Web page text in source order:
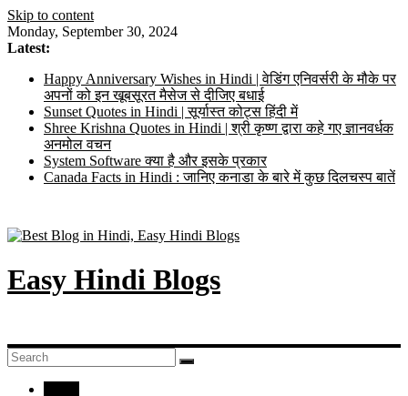
Skip to content
Monday, September 30, 2024
Latest:
Happy Anniversary Wishes in Hindi | वेडिंग एनिवर्सरी के मौके पर
अपनों को इन खूबसूरत मैसेज से दीजिए बधाई
Sunset Quotes in Hindi | सूर्यास्त कोट्स हिंदी में
Shree Krishna Quotes in Hindi | श्री कृष्ण द्वारा कहे गए ज्ञानवर्धक
अनमोल वचन
System Software क्या है और इसके प्रकार
Canada Facts in Hindi : जानिए कनाडा के बारे में कुछ दिलचस्प बातें
Easy Hindi Blogs